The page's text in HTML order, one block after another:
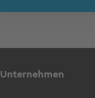
Unternehmen